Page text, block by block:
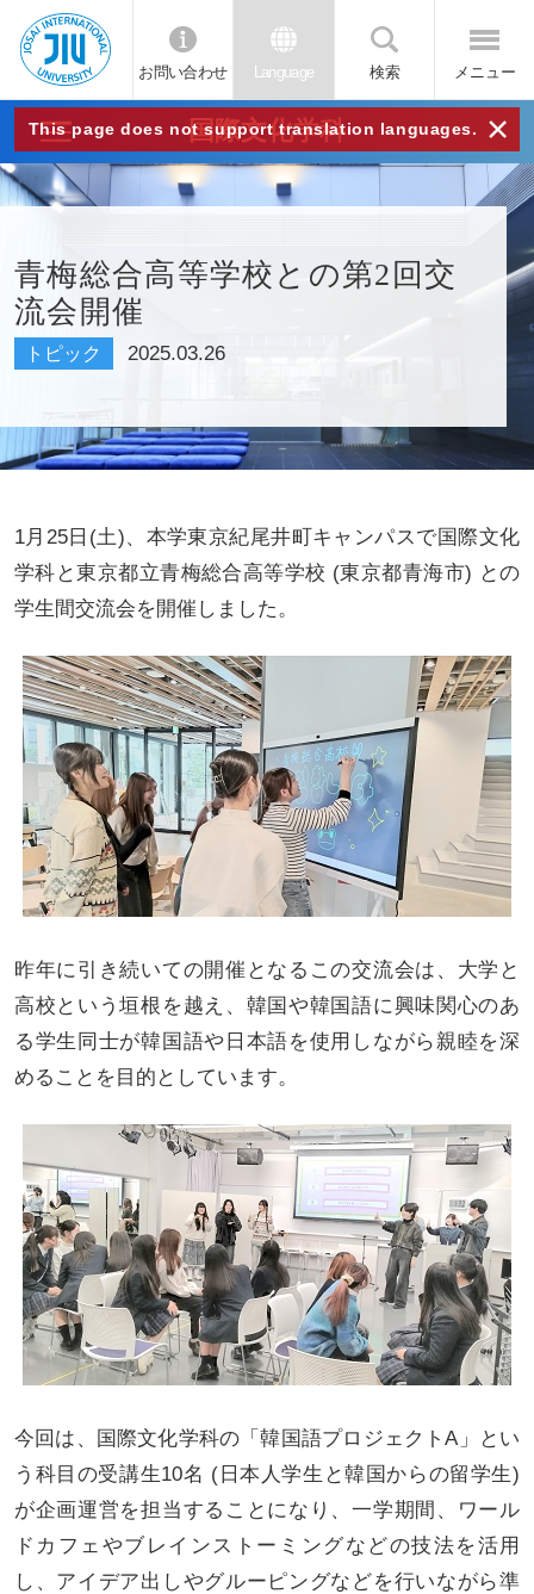
JIU
城西
国際
大学
お問い合わせ Language 検索 メニュー
This page does not support translation languages. ×
国際文化学科
青梅総合高等学校との第2回交
流会開催
トピック 2025.03.26
1月25日(土)、本学東京紀尾井町キャンパスで国際文化
学科と東京都立青梅総合高等学校 (東京都青海市) との
学生間交流会を開催しました。
昨年に引き続いての開催となるこの交流会は、大学と
高校という垣根を越え、韓国や韓国語に興味関心のあ
る学生同士が韓国語や日本語を使用しながら親睦を深
めることを目的としています。
今回は、国際文化学科の「韓国語プロジェクトA」とい
う科目の受講生10名 (日本人学生と韓国からの留学生)
が企画運営を担当することになり、一学期間、ワール
ドカフェやブレインストーミングなどの技法を活用
し、アイデア出しやグルーピングなどを行いながら準